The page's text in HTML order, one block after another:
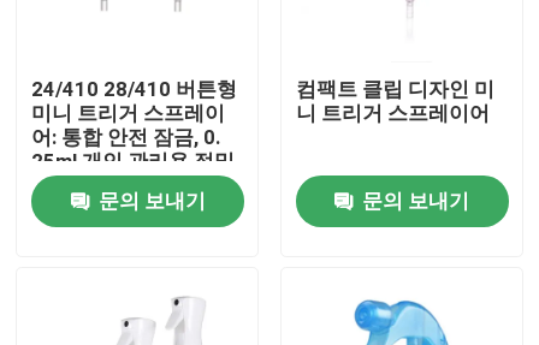
24/410 28/410 버튼형
미니 트리거 스프레이
어: 통합 안전 잠금, 0.
25ml 개인 관리용 정밀
복용량
문의 보내기
컴팩트 클립 디자인 미
니 트리거 스프레이어
문의 보내기